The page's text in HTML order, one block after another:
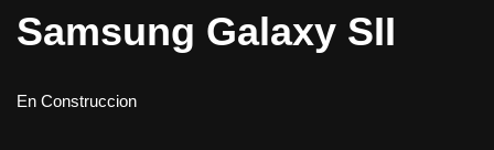
Samsung Galaxy SII
En Construccion